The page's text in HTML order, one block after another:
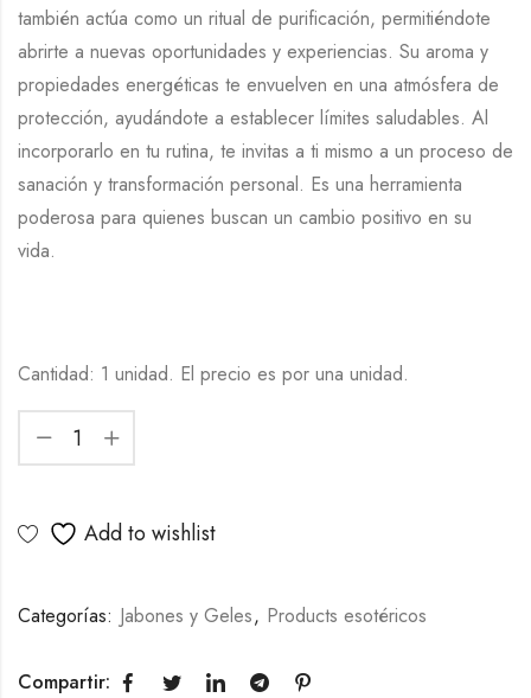
también actúa como un ritual de purificación, permitiéndote
abrirte a nuevas oportunidades y experiencias. Su aroma y
propiedades energéticas te envuelven en una atmósfera de
protección, ayudándote a establecer límites saludables. Al
incorporarlo en tu rutina, te invitas a ti mismo a un proceso de
sanación y transformación personal. Es una herramienta
poderosa para quienes buscan un cambio positivo en su
vida.
Cantidad: 1 unidad. El precio es por una unidad.
Add to wishlist
Categorías: Jabones y Geles, Products esotéricos
Compartir: